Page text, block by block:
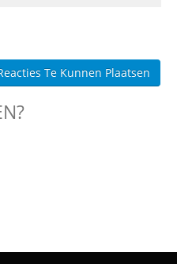
Te Kunnen Plaatsen